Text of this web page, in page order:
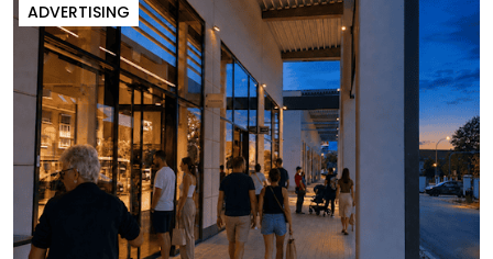
ADVERTISING